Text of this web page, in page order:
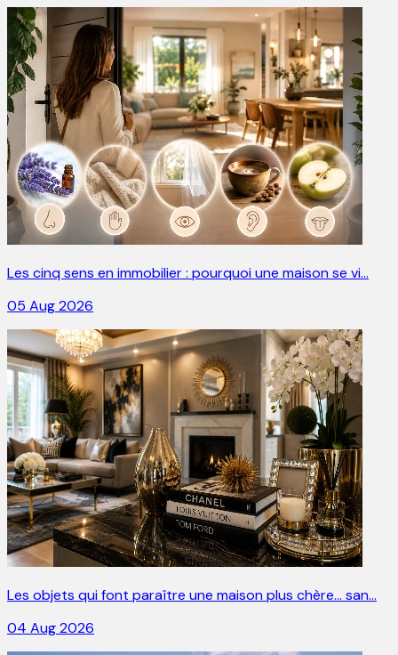
Les cinq sens en immobilier : pourquoi une maison se vi…
05 Aug 2026
Les objets qui font paraître une maison plus chère… san…
04 Aug 2026